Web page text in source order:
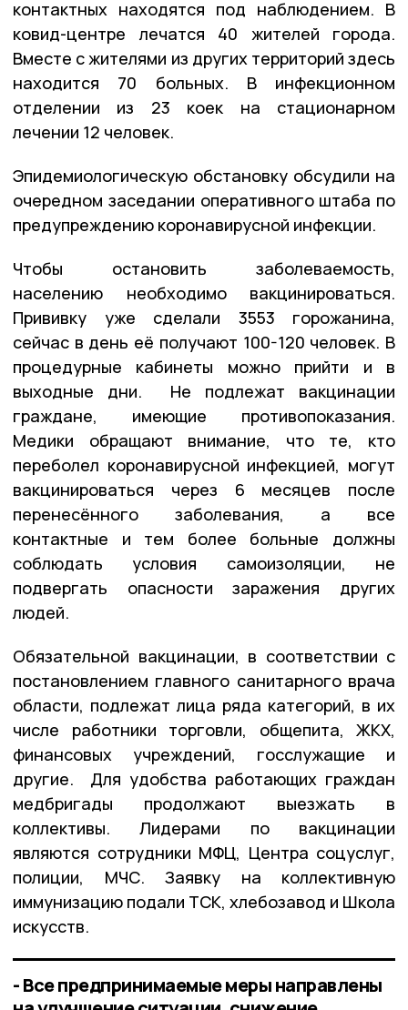
контактных находятся под наблюдением. В
ковид-центре лечатся 40 жителей города.
Вместе с жителями из других территорий здесь
находится 70 больных. В инфекционном
отделении из 23 коек на стационарном
лечении 12 человек.
Эпидемиологическую обстановку обсудили на
очередном заседании оперативного штаба по
предупреждению коронавирусной инфекции.
Чтобы остановить заболеваемость,
населению необходимо вакцинироваться.
Прививку уже сделали 3553 горожанина,
сейчас в день её получают 100-120 человек. В
процедурные кабинеты можно прийти и в
выходные дни. Не подлежат вакцинации
граждане, имеющие противопоказания.
Медики обращают внимание, что те, кто
переболел коронавирусной инфекцией, могут
вакцинироваться через 6 месяцев после
перенесённого заболевания, а все
контактные и тем более больные должны
соблюдать условия самоизоляции, не
подвергать опасности заражения других
людей.
Обязательной вакцинации, в соответствии с
постановлением главного санитарного врача
области, подлежат лица ряда категорий, в их
числе работники торговли, общепита, ЖКХ,
финансовых учреждений, госслужащие и
другие. Для удобства работающих граждан
медбригады продолжают выезжать в
коллективы. Лидерами по вакцинации
являются сотрудники МФЦ, Центра соцуслуг,
полиции, МЧС. Заявку на коллективную
иммунизацию подали ТСК, хлебозавод и Школа
искусств.
- Все предпринимаемые меры направлены